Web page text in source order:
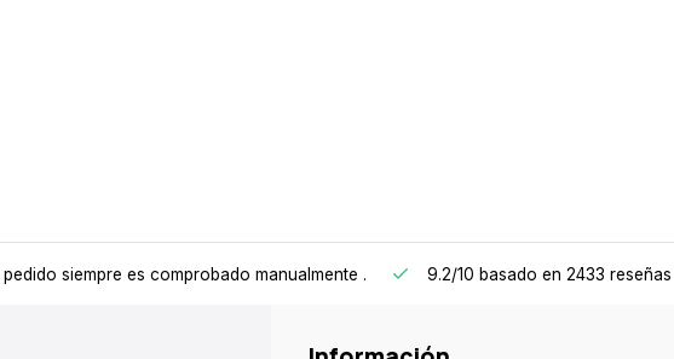
pedido siempre es comprobado manualmente . 9.2/10 basado en 2433 reseñas